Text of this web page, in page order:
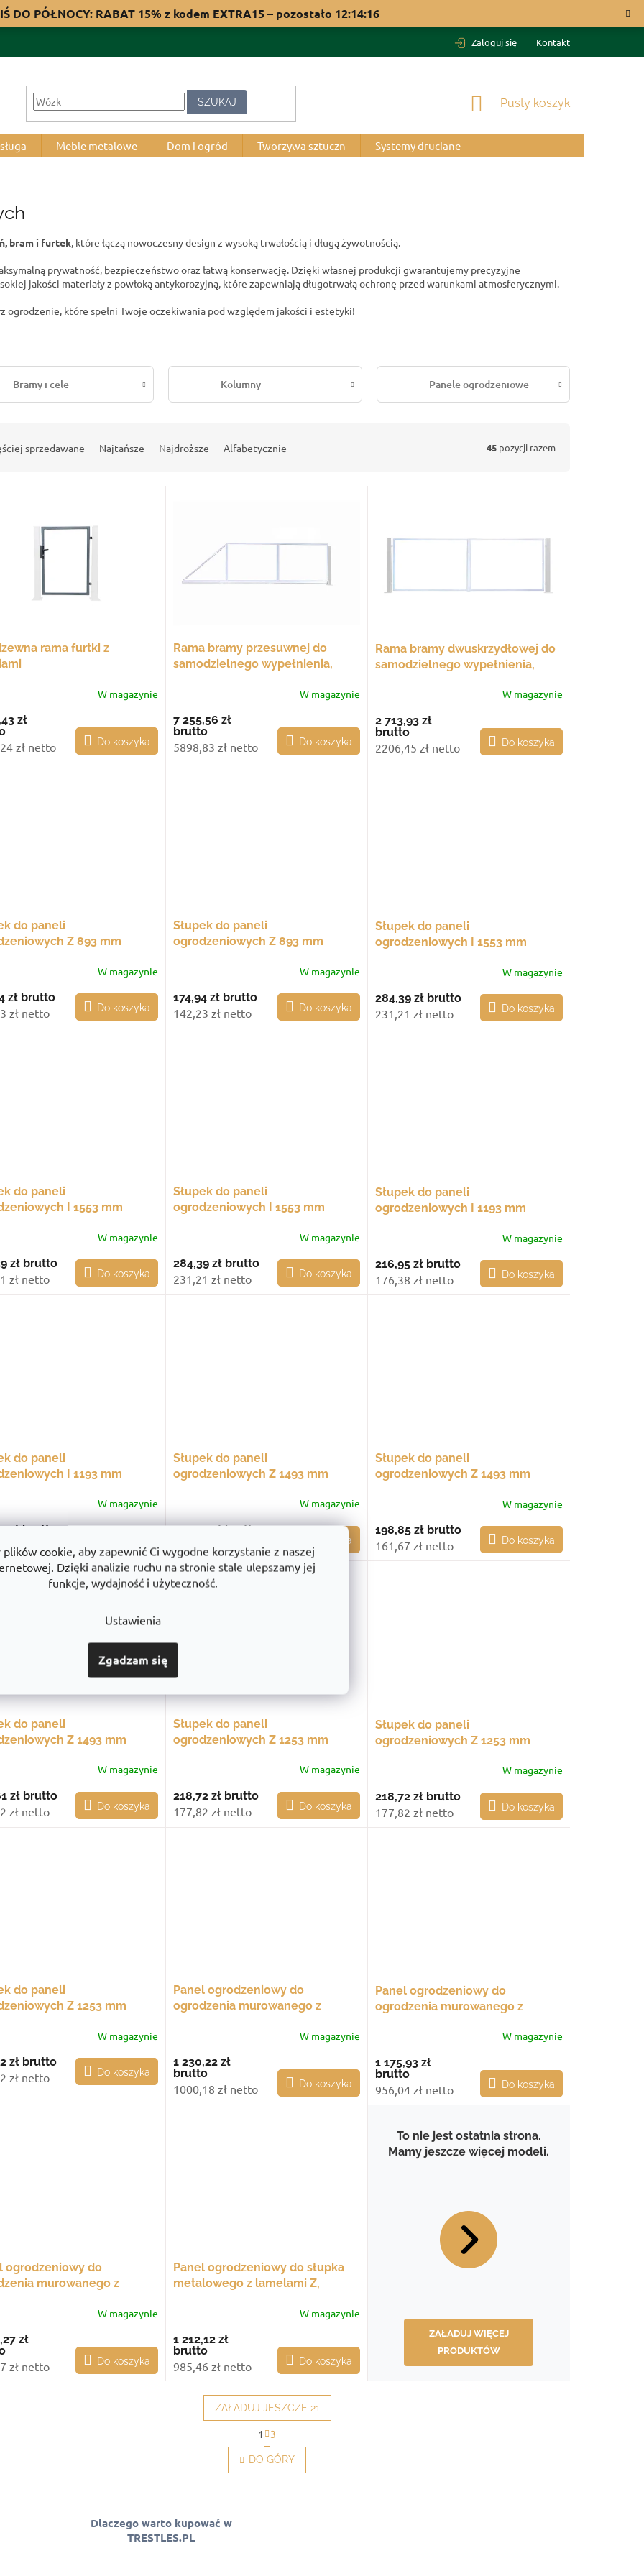
plików cookie, aby zapewnić Ci wygodne korzystanie z naszej
Dzięki analizie ruchu na stronie stale ulepszamy jej
funkcje, wydajność i użyteczność.
Ustawienia
Zgadzam się
DO PÓŁNOCY: RABAT 15% z kodem EXTRA15 – pozostało 12:14:15
Zaloguj się Kontakt
SZUKAJ KOSZYK
Pusty koszyk
Meble metalowe Dom i ogród Tworzywa sztuczn Systemy druciane
bram i furtek, które łączą nowoczesny design z wysoką trwałością i długą żywotnością.
prywatność, bezpieczeństwo oraz łatwą konserwację. Dzięki własnej produkcji gwarantujemy precyzyjne
jakości materiały z powłoką antykorozyjną, które zapewniają długotrwałą ochronę przed warunkami atmosferycznymi.
ogrodzenie, które spełni Twoje oczekiwania pod względem jakości i estetyki!
Bramy i cele Kolumny Panele ogrodzeniowe
sprzedawane Najtańsze Najdroższe Alfabetycznie 45 pozycji razem
rama furtki z
W magazynie
zł
zł netto Do koszyka
Rama bramy przesuwnej do
samodzielnego wypełnienia,
W magazynie
7 255,56 zł
brutto
5898,83 zł netto Do koszyka
Rama bramy dwuskrzydłowej do
samodzielnego wypełnienia,
W magazynie
2 713,93 zł
brutto
2206,45 zł netto Do koszyka
do paneli
Z 893 mm
W magazynie
zł brutto
zł netto Do koszyka
Słupek do paneli
ogrodzeniowych Z 893 mm
W magazynie
174,94 zł brutto
142,23 zł netto Do koszyka
Słupek do paneli
ogrodzeniowych I 1553 mm
W magazynie
284,39 zł brutto
231,21 zł netto Do koszyka
do paneli
I 1553 mm
W magazynie
zł brutto
zł netto Do koszyka
Słupek do paneli
ogrodzeniowych I 1553 mm
W magazynie
284,39 zł brutto
231,21 zł netto Do koszyka
Słupek do paneli
ogrodzeniowych I 1193 mm
W magazynie
216,95 zł brutto
176,38 zł netto Do koszyka
do paneli
I 1193 mm
W magazynie
złbrutto
zł netto
Słupek do paneli
ogrodzeniowych Z 1493 mm
W magazynie
198,85 złbrutto
161,67 zł netto Do koszyka
Słupek do paneli
ogrodzeniowych Z 1493 mm
W magazynie
198,85 zł brutto
161,67 zł netto Do koszyka
do paneli
Z 1493 mm
W magazynie
zł brutto
zł netto Do koszyka
Słupek do paneli
ogrodzeniowych Z 1253 mm
W magazynie
218,72 zł brutto
177,82 zł netto Do koszyka
Słupek do paneli
ogrodzeniowych Z 1253 mm
W magazynie
218,72 zł brutto
177,82 zł netto Do koszyka
do paneli
Z 1253 mm
W magazynie
zł brutto
zł netto Do koszyka
Panel ogrodzeniowy do
ogrodzenia murowanego z
W magazynie
1 230,22 zł
brutto
1000,18 zł netto Do koszyka
Panel ogrodzeniowy do
ogrodzenia murowanego z
W magazynie
1 175,93 zł
brutto
956,04 zł netto Do koszyka
ogrodzeniowy do
murowanego z
W magazynie
zł
zł netto Do koszyka
Panel ogrodzeniowy do słupka
metalowego z lamelami Z,
W magazynie
1 212,12 zł
brutto
985,46 zł netto Do koszyka
To nie jest ostatnia strona.
Mamy jeszcze więcej modeli.
ZAŁADUJ WIĘCEJ
PRODUKTÓW
K
o
n
ZAŁADUJ JESZCZE 21
a
g
i
n
1 3
DO GÓRY
Dlaczego warto kupować w
TRESTLES.PL